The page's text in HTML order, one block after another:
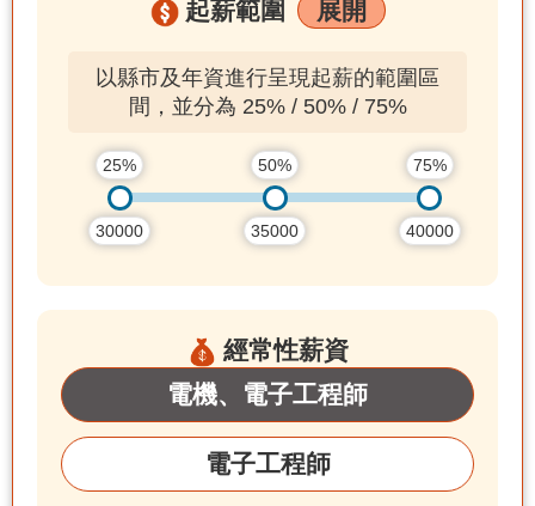
起薪範圍 展開
以縣市及年資進行呈現起薪的範圍區
間，並分為 25% / 50% / 75%
25%
30000
50%
35000
75%
40000
經常性薪資
電機、電子工程師
電子工程師